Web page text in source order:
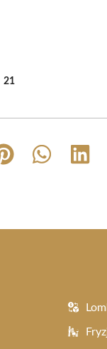
21
Share
Share
Share